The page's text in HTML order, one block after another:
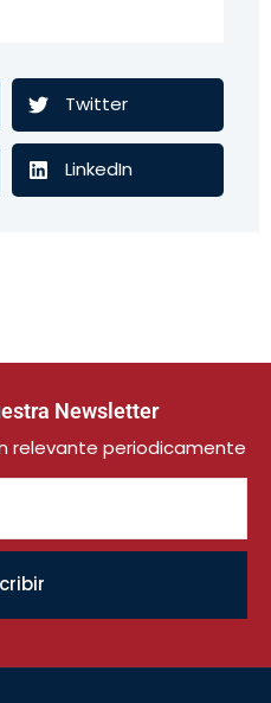
Twitter
LinkedIn
Newsletter
relevante periodicamente